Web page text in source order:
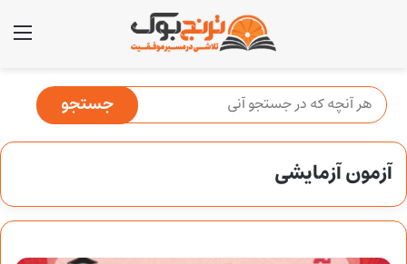
آزمون آزمایشی